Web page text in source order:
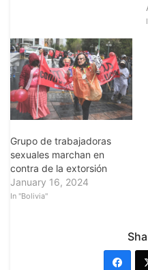
Grupo de trabajadoras
sexuales marchan en
contra de la extorsión
January 16, 2024
In "Bolivia"